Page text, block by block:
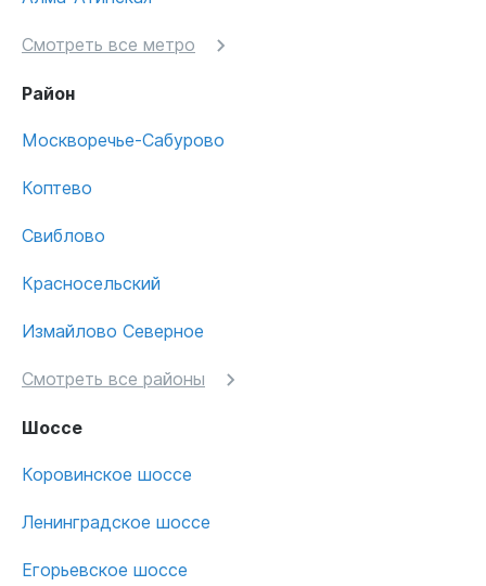
Смотреть все метро
Район
Москворечье-Сабурово
Коптево
Свиблово
Красносельский
Измайлово Северное
Смотреть все районы
Шоссе
Коровинское шоссе
Ленинградское шоссе
Егорьевское шоссе